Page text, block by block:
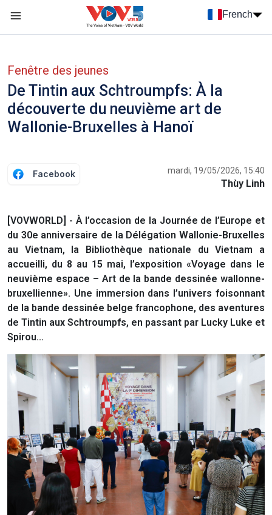
French
Fenêtre des jeunes
De Tintin aux Schtroumpfs: À la
découverte du neuvième art de
Wallonie-Bruxelles à Hanoï
Facebook mardi, 19/05/2026, 15:40
Thùy Linh
[VOVWORLD] - À l’occasion de la Journée de l’Europe et
du 30e anniversaire de la Délégation Wallonie-Bruxelles
au Vietnam, la Bibliothèque nationale du Vietnam a
accueilli, du 8 au 15 mai, l’exposition «Voyage dans le
neuvième espace – Art de la bande dessinée wallonne-
bruxellienne». Une immersion dans l’univers foisonnant
de la bande dessinée belge francophone, des aventures
de Tintin aux Schtroumpfs, en passant par Lucky Luke et
Spirou...